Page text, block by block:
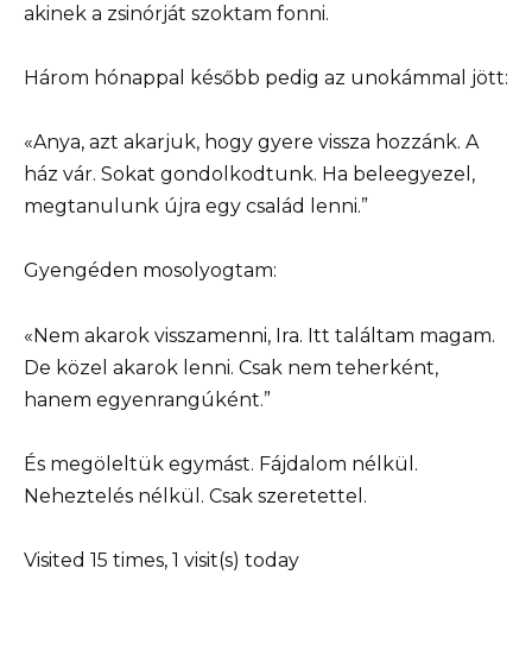
akinek a zsinórját szoktam fonni.
Három hónappal később pedig az unokámmal jött:
«Anya, azt akarjuk, hogy gyere vissza hozzánk. A
ház vár. Sokat gondolkodtunk. Ha beleegyezel,
megtanulunk újra egy család lenni.”
Gyengéden mosolyogtam:
«Nem akarok visszamenni, Ira. Itt találtam magam.
De közel akarok lenni. Csak nem teherként,
hanem egyenrangúként.”
És megöleltük egymást. Fájdalom nélkül.
Neheztelés nélkül. Csak szeretettel.
Visited 15 times, 1 visit(s) today